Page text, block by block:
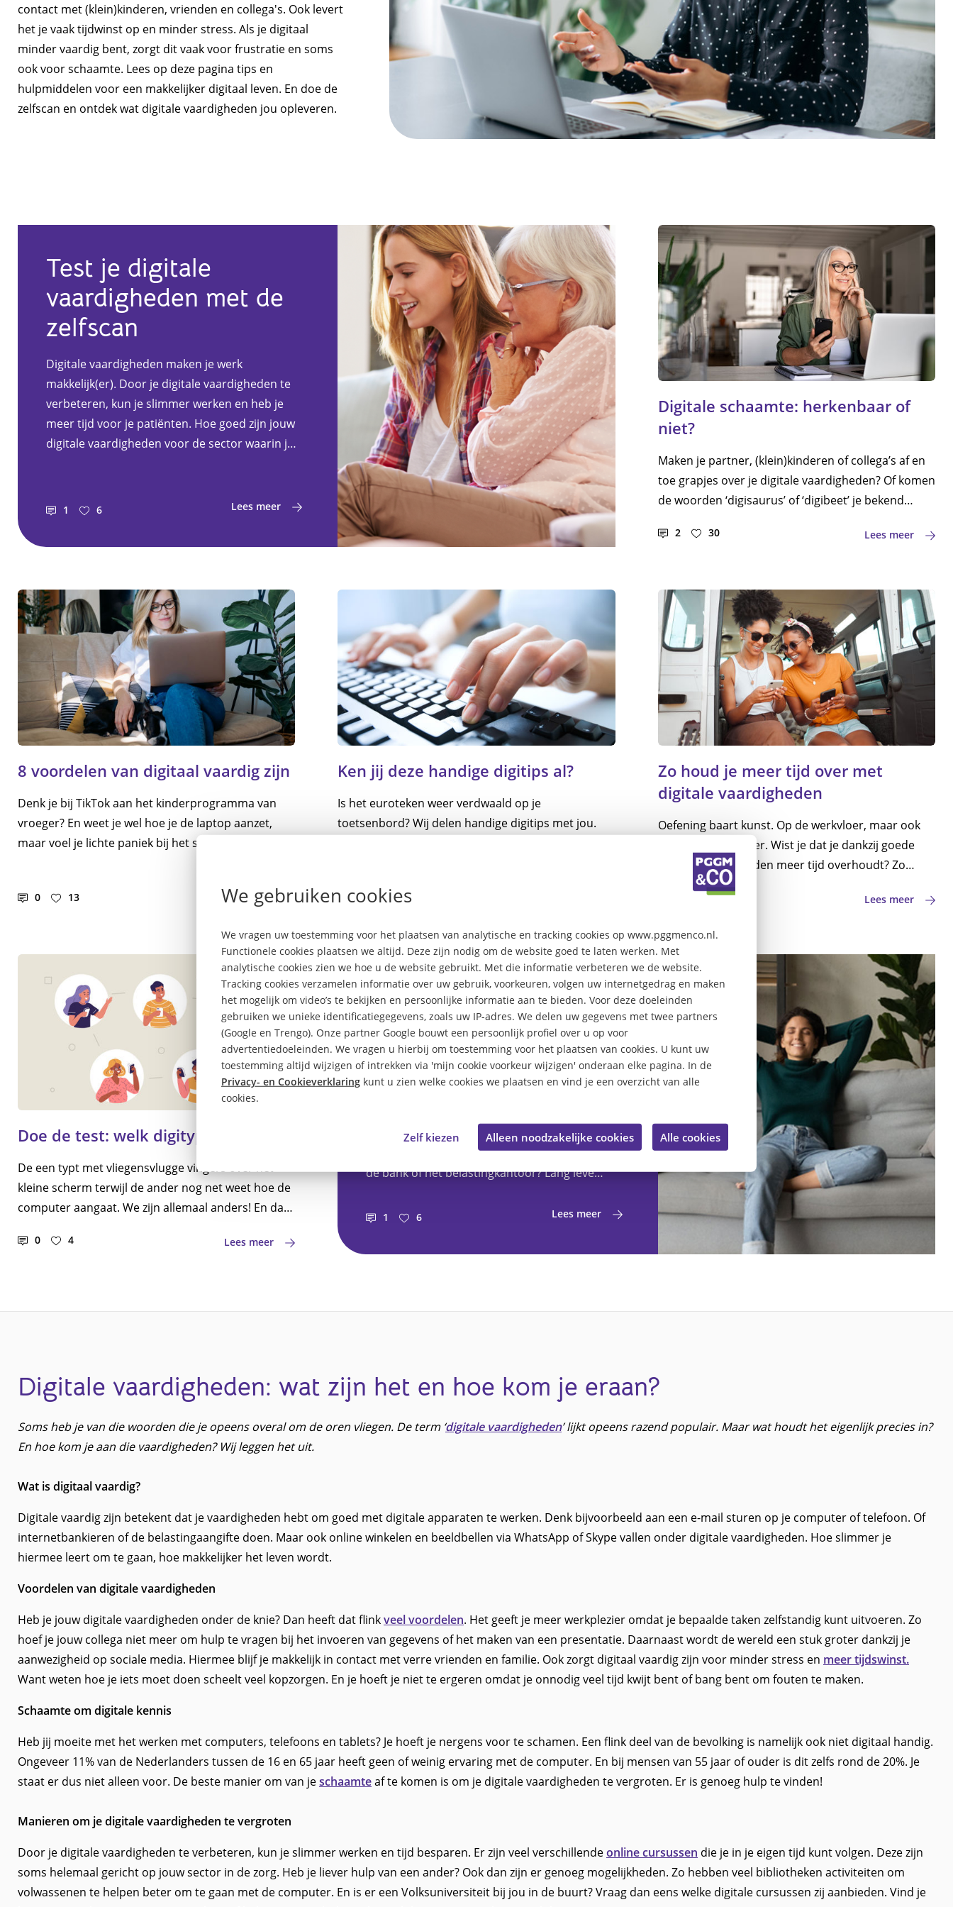
We gebruiken cookies
We vragen uw toestemming voor het plaatsen van analytische en tracking cookies op www.pggmenco.nl.
Functionele cookies plaatsen we altijd. Deze zijn nodig om de website goed te laten werken. Met
analytische cookies zien we hoe u de website gebruikt. Met die informatie verbeteren we de website.
Tracking cookies verzamelen informatie over uw gebruik, voorkeuren, volgen uw internetgedrag en maken
het mogelijk om video’s te bekijken en persoonlijke informatie aan te bieden. Voor deze doeleinden
gebruiken we unieke identificatiegegevens, zoals uw IP-adres. We delen uw gegevens met twee partners
(Google en Trengo). Onze partner Google bouwt een persoonlijk profiel over u op voor
advertentiedoeleinden. We vragen u hierbij om toestemming voor het plaatsen van cookies. U kunt uw
toestemming altijd wijzigen of intrekken via 'mijn cookie voorkeur wijzigen' onderaan elke pagina. In de
Privacy- en Cookieverklaring kunt u zien welke cookies we plaatsen en vind je een overzicht van alle
cookies.
Zelf kiezen Alleen noodzakelijke cookies Alle cookies
contact met (klein)kinderen, vrienden en collega's. Ook levert
het je vaak tijdwinst op en minder stress. Als je digitaal
minder vaardig bent, zorgt dit vaak voor frustratie en soms
ook voor schaamte. Lees op deze pagina tips en
hulpmiddelen voor een makkelijker digitaal leven. En doe de
zelfscan en ontdek wat digitale vaardigheden jou opleveren.
Test je digitale
vaardigheden met de
zelfscan
Digitale vaardigheden maken je werk
makkelijk(er). Door je digitale vaardigheden te
verbeteren, kun je slimmer werken en heb je
meer tijd voor je patiënten. Hoe goed zijn jouw
digitale vaardigheden voor de sector waarin je
1 6 Lees meer
Digitale schaamte: herkenbaar of
niet?
Maken je partner, (klein)kinderen of collega’s af en
toe grapjes over je digitale vaardigheden? Of komen
de woorden ‘digisaurus’ of ‘digibeet’ je bekend
tablets of allerlei apps op de telefoon. En dat zorgt
2 30 Lees meer
8 voordelen van digitaal vaardig zijn
Denk je bij TikTok aan het kinderprogramma van
vroeger? En weet je wel hoe je de laptop aanzet,
maar voel je lichte paniek bij het sturen van een e-
de kans om nieuwe dingen te leren. Wij geven je 8
0 13 Lees meer
Ken jij deze handige digitips al?
Is het euroteken weer verdwaald op je
toetsenbord? Wij delen handige digitips met jou.
digitips die je helpen bij je verdere loopbaan in de
7 39
Zo houd je meer tijd over met
digitale vaardigheden
Oefening baart kunst. Op de werkvloer, maar ook
achter de computer. Wist je dat je dankzij goede
digitale vaardigheden meer tijd overhoudt? Zo
houd je genoeg uren en energie over voor andere
0 Lees meer
Doe de test: welk digitype ben jij?
De een typt met vliegensvlugge vingers over het
kleine scherm terwijl de ander nog net weet hoe de
computer aangaat. We zijn allemaal anders! En dat
belangrijk om de basiskennis op orde te hebben.
0 4 Lees meer
Makkelijk(er) leven
met digitale
vaardigheden
regelen. Dit scheelt vooral tijd en soms ook
stress. Geen zin om in een lange rij te staan bij
de bank of het belastingkantoor? Lang leve
familie doe je ‘gewoon’ via WhatsApp. Internet
zo digitaal vaardig bent?
1 6 Lees meer
Digitale vaardigheden: wat zijn het en hoe kom je eraan?
Soms heb je van die woorden die je opeens overal om de oren vliegen. De term ‘digitale vaardigheden’ lijkt opeens razend populair. Maar wat houdt het eigenlijk precies in?
En hoe kom je aan die vaardigheden? Wij leggen het uit.
Wat is digitaal vaardig?
Digitale vaardig zijn betekent dat je vaardigheden hebt om goed met digitale apparaten te werken. Denk bijvoorbeeld aan een e-mail sturen op je computer of telefoon. Of
internetbankieren of de belastingaangifte doen. Maar ook online winkelen en beeldbellen via WhatsApp of Skype vallen onder digitale vaardigheden. Hoe slimmer je
hiermee leert om te gaan, hoe makkelijker het leven wordt.
Voordelen van digitale vaardigheden
Heb je jouw digitale vaardigheden onder de knie? Dan heeft dat flinkveel voordelen. Het geeft je meer werkplezier omdat je bepaalde taken zelfstandig kunt uitvoeren. Zo
hoef je jouw collega niet meer om hulp te vragen bij het invoeren van gegevens of het maken van een presentatie. Daarnaast wordt de wereld een stuk groter dankzij je
aanwezigheid op sociale media. Hiermee blijf je makkelijk in contact met verre vrienden en familie. Ook zorgt digitaal vaardig zijn voor minder stress en meer tijdswinst.
Want weten hoe je iets moet doen scheelt veel kopzorgen. En je hoeft je niet te ergeren omdat je onnodig veel tijd kwijt bent of bang bent om fouten te maken.
Schaamte om digitale kennis
Heb jij moeite met het werken met computers, telefoons en tablets? Je hoeft je nergens voor te schamen. Een flink deel van de bevolking is namelijk ook niet digitaal handig.
Ongeveer 11% van de Nederlanders tussen de 16 en 65 jaar heeft geen of weinig ervaring met de computer. En bij mensen van 55 jaar of ouder is dit zelfs rond de 20%. Je
staat er dus niet alleen voor. De beste manier om van jeschaamteaf te komen is om je digitale vaardigheden te vergroten. Er is genoeg hulp te vinden!
Manieren om je digitale vaardigheden te vergroten
Door je digitale vaardigheden te verbeteren, kun je slimmer werken en tijd besparen. Er zijn veel verschillendeonline cursussen die je in je eigen tijd kunt volgen. Deze zijn
soms helemaal gericht op jouw sector in de zorg. Heb je liever hulp van een ander? Ook dan zijn er genoeg mogelijkheden. Zo hebben veel bibliotheken activiteiten om
volwassenen te helpen beter om te gaan met de computer. En is er een Volksuniversiteit bij jou in de buurt? Vraag dan eens welke digitale cursussen zij aanbieden. Vind je